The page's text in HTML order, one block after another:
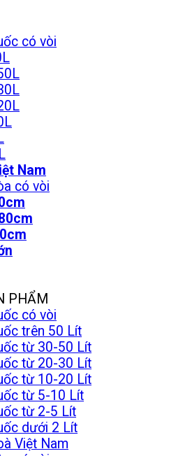
có vòi
Nam
có vòi
PHẨM
có vòi
trên 50 Lít
từ 30-50 Lít
từ 20-30 Lít
từ 10-20 Lít
từ 5-10 Lít
từ 2-5 Lít
dưới 2 Lít
Việt Nam